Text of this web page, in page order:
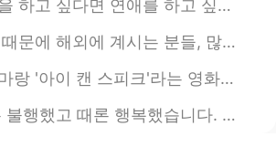
ㅋㅋㅋㅋ 거지빼고는 다 헬로톡에
현들이에요 처음엔 그냥 하는 말
는데 몇번 보고나서 유행하는 말
달았어요 ㅎㅎ
2019.05.04 14:15
고 싶다면 미래의 가족에게 잘해주고 싶은 마음이 있다면 그것을 증명할 수 있는 가장 분명한 방법은 지금부터 현재 가족에...
때가 있죠? 친구가 베트남에 1년 있다가 최근에 미국으로 돌아왔는데 이런 주제의 대화를 나눴어요 해외에 혼자 생활하면서...
다 제가 미국에서 태어나고 자라온 사람으로서 "How are you?"라는 질문을 매일 몇번씩이나 받으면서 수도 없이 많...
꿈에 불과하다지만 그럼에도 살아서 좋았습니다.‬ ‪새벽에 쨍한 차가운 공기, 꽃이 피기 전 부는 달큰한 바람, 해질...